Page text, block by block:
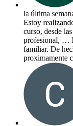
la última
Estoy
curso, desde
profesional, …
familiar. De
proximamente